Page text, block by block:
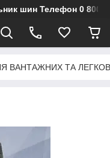
шин Телефон 0 800
ВАНТАЖНИХ ТА